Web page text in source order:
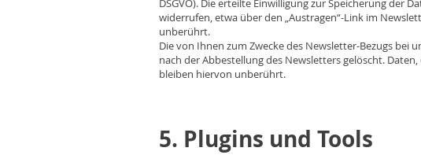
DSGVO). Die erteilte Einwilligung zur Speicherung der
widerrufen, etwa über den „Austragen“-Link im
unberührt.
Die von Ihnen zum Zwecke des Newsletter-Bezugs
nach der Abbestellung des Newsletters gelöscht.
bleiben hiervon unberührt.
5. Plugins und Tools